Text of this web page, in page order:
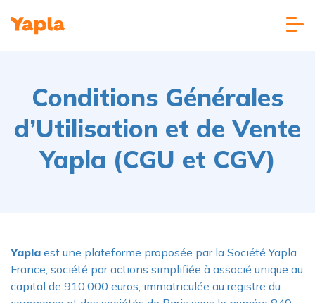
Conditions Générales
d’Utilisation et de Vente
Yapla (CGU et CGV)
Yapla est une plateforme proposée par la Société Yapla
France, société par actions simplifiée à associé unique au
capital de 910.000 euros, immatriculée au registre du